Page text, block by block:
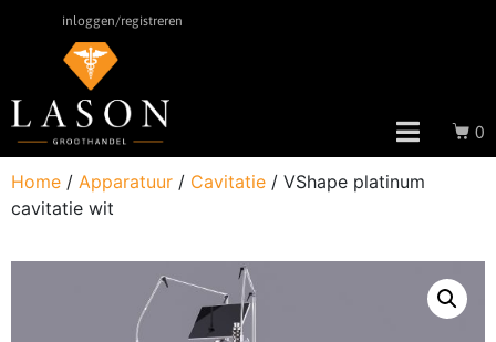
inloggen/registreren
0
Home / Apparatuur / Cavitatie / VShape platinum
cavitatie wit